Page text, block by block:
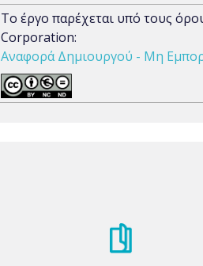
Το έργο παρέχεται υπό τους
Corporation:
Αναφορά Δημιουργού - Μη